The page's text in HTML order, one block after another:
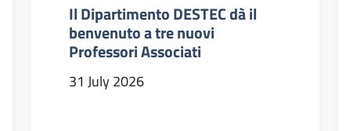
Il Dipartimento DESTEC dà il
benvenuto a tre nuovi
Professori Associati
31 July 2026